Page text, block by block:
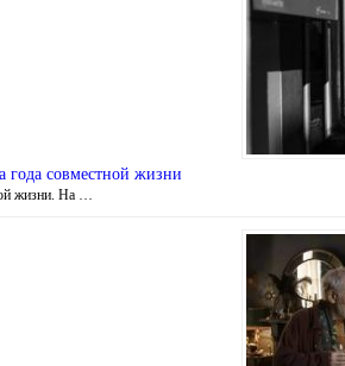
года совместной жизни
жизни. На …